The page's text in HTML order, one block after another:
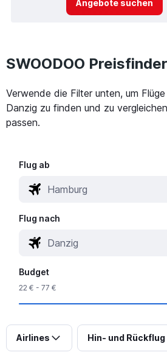
Angebote suchen
SWOODOO Preisfinder
Verwende die Filter unten, um
Danzig zu finden und zu
passen.
Flug ab
Flug nach
Budget
22 € - 77 €
Airlines Hin- und Rückflug